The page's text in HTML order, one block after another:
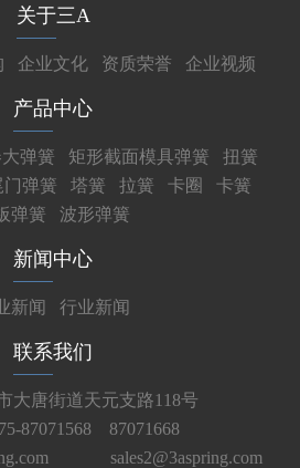
关于三A
企业文化 资质荣誉 企业视频
产品中心
弹簧 矩形截面模具弹簧
扭簧
门弹簧 塔簧 拉簧 卡圈
卡簧
弹簧
波形弹簧
新闻中心
新闻 行业新闻
联系我们
大唐街道天元支路118号
87071568 87071668
sales2@3aspring.com